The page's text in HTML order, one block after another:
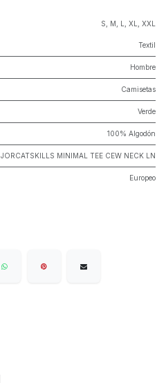
S M L XL XXL
Textil
Hombre
Camisetas
Verde
100% Algodón
JORCATSKILLS MINIMAL TEE CEW NECK LN
Europeo